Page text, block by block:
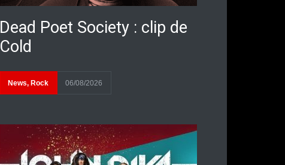
Dead Poet Society : clip de
Cold
News, Rock 06/08/2026